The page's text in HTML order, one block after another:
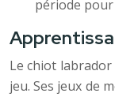
période
Le chiot
jeu. Ses jeux de